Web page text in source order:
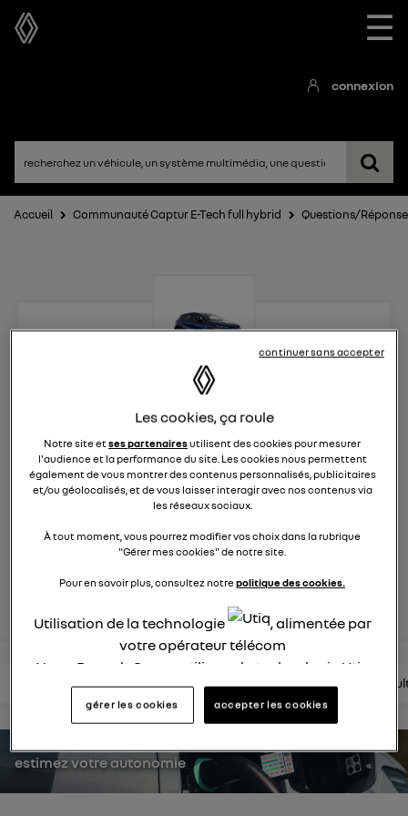
☰
connexion
Accueil Communauté Captur E-Tech full hybrid Questions/
Captur E-Tech full hybrid
Hybride RENAULT
631membres
suv compact et affirmé
posez une question
lire les questions lire les articles consultez la brochure
estimez votre autonomie
Les cookies, ça roule
Notre site etses partenairesutilisent des cookies pour mesurer
l'audience et la performance du site. Les cookies nous permettent
également de vous montrer des contenus personnalisés, publicitaires
et/ou géolocalisés, et de vous laisser interagir avec nos contenus via
les réseaux sociaux.
À tout moment, vous pourrez modifier vos choix dans la rubrique
"Gérer mes cookies" de notre site.
Pour en savoir plus, consultez notrepolitique des cookies.
Utilisation de la technologie
, alimentée par
votre opérateur télécom
Nous, Renault Group, utilisons la technologie Utiq
pour nos activités digitales (telles que décrites
dans cette notice de consentement) et liées à
utilisez une connexion internet fournie parun
opérateur télécom participantet que vous
consentez sur chaque site).
gérer les cookies accepter les cookies
continuer sans accepter